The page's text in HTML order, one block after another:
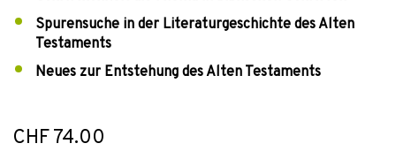
Spurensuche in der Literaturgeschichte des Alten
Testaments
Neues zur Entstehung des Alten Testaments
CHF 74.00